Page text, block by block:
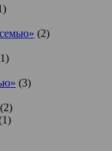
(2)
(3)
(2)